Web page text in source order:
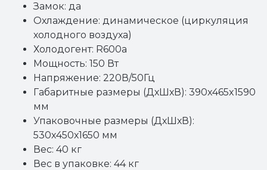
Замок: да
Охлаждение: динамическое (циркуляция
холодного воздуха)
Холодогент: R600a
Мощность: 150 Вт
Напряжение: 220В/50Гц
Габаритные размеры (ДхШхВ): 390x465x1590
мм
Упаковочные размеры (ДхШхВ):
530х450х1650 мм
Вес: 40 кг
Вес в упаковке: 44 кг